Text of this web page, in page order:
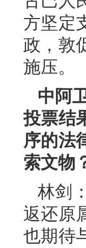
方坚定
政，敦
施压。
中阿
投票结
序的法
索文物
林剑
返还原
也期待